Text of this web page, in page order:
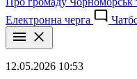
Електронна черга
12.05.2026 10:53